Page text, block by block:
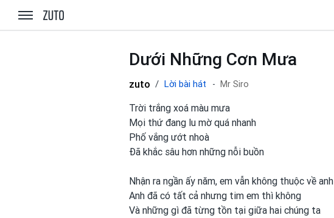
zuto.vn
Dưới Những Cơn Mưa
zuto Lời bài hát Mr Siro
Trời trắng xoá màu mưa
Mọi thứ đang lu mờ quá nhanh
Phố vắng ướt nhoà
Đã khắc sâu hơn những nỗi buồn
Nhận ra ngần ấy năm, em vẫn không thuộc về anh
Anh đã có tất cả nhưng tim em thì không
Và những gì đã từng tồn tại giữa hai chúng ta